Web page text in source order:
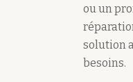
ou un
solution
besoins.